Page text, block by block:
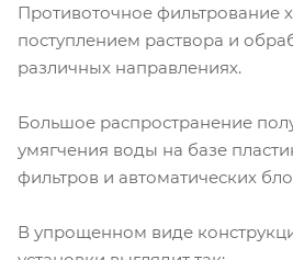
Противоточное фильтрование
поступлением раствора и
различных направлениях.
Большое распространение
умягчения воды на базе
фильтров и автоматических
В упрощенном виде